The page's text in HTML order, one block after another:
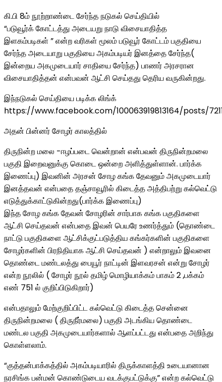
கி.பி 8ம் நூற்றாண்டை சேர்ந்த நடுகல் செய்தியில்
“படுவூர்க் கோட்டத்து அடையறு நாடு விசையாதித்த
இளகம்படிகள் ” என்ற வரிகள் மூலம் படுவூர் கோட்டம் பகுதியை
சேர்ந்த அடையாறு பகுதியை அகம்படியர் இனத்தை சேர்ந்த(
இன்றைய அகமுடையார் சாதியை சேர்ந்த) பாணர் அரசரான
விசையாதித்தன் என்பவன் ஆட்சி செய்தது தெரிய வருகின்றது.
இந்நடுகல் செய்தியை படிக்க லிங்க்
https://www.facebook.com/100063919813164/posts/
அதன் பின்னர் சோழர் காலத்தில்
திருநின்ற மலை -ஈழப்படை வென்றான் என்பவன் திருநின்றமலை
பகுதி இறைவனுக்கு கொடை ஒன்றை அளித்துள்ளான். பார்க்க
இணைப்பு) இவனின் அரசன் சோழ கங்க தேவனும் அகமுடையார்
இனத்தவன் என்பதை தஞ்சாவூரில் கிடைத்த அத்திபற்று கல்வெட்டு
எடுத்துக்காட்டுகின்றது(பார்க்க இணைப்பு)
இந்த சோழ கங்க தேவன் சோழரின் சார்பாக கங்க பகுதிகளை
ஆட்சி செய்தவன் என்பதை இவன் பெயரே உணர்த்தும் (தொண்டை
நாட்டு பகுதிகளை ஆட்சிக்குட்படுத்திய கங்கர்களின் பகுதிகளை
சோழர்களின் பிரநிதியாக ஆட்சி செய்தவன் ) என்றாலும் இவனை
தொண்டை மண்டலத்து பையூர் நாட்டின் இளவரசன் என்று சோழர்
என்ற நூலில் ( சோழர் நூல் தமிழ் மொழியாக்கம் பாகம் 2 ,பக்கம்
எண் 751 ல் குறிப்பிடுகிறார்)
என்பதாலும் மேற்குறிப்பிட்ட கல்வெட்டு கிடைத்த சென்னை
திருநின்றமலை ( திருநீர்மலை) பகுதி அடங்கிய தொண்டை
மண்டல பகுதி அகமுடையார்களால் ஆளப்பட்டது என்பதை அறிந்து
கொள்ளலாம்.
“குத்தன்பாக்கத்தில் அகம்படியாரில் திருக்காளத்தி உடையானான
நரசிங்க பன்மன் கொண்டுடைய வடக்குபட்டுக்கு” என்ற கல்வெட்டு